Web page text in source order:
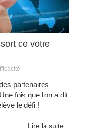
de votre
partenaires
fois que l’on a dit
le défi !
Lire la suite...